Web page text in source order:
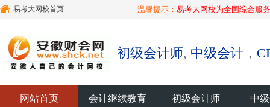
易考大网校首页 温馨提示： 易考大网校为全国综合服
初级会计师, 中级会计 ，
网站首页 会计继续教育 初级会计师 中